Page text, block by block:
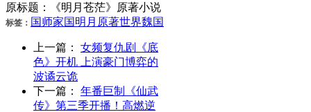
原标题：《明月苍茫》原著小说
标签： 国师家国明月 原著世界魏国
上一篇：
女频复仇剧《底
色》开机 上演豪门博弈的
波谲云诡
下一篇：
年番巨制《仙武
传》第三季开播！高燃逆